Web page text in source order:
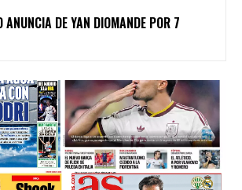
ANUNCIA DE YAN DIOMANDE POR 7